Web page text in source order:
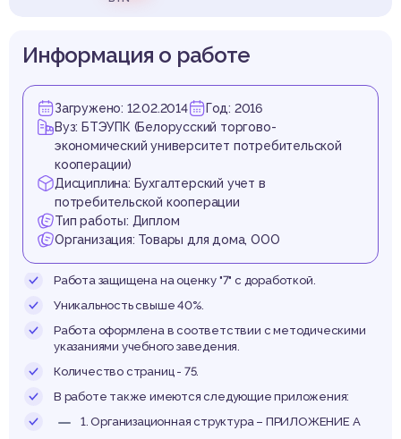
Информация о работе
Загружено: 12.02.2014
Год: 2016
Вуз: БТЭУПК (Белорусский торгово-
экономический университет потребительской
кооперации)
Дисциплина: Бухгалтерский учет в
потребительской кооперации
Тип работы: Диплом
Организация: Товары для дома, ООО
Работа защищена на оценку "7" с доработкой.
Уникальность свыше 40%.
Работа оформлена в соответствии с методическими
указаниями учебного заведения.
Количество страниц - 75.
В работе также имеются следующие приложения:
1. Организационная структура – ПРИЛОЖЕНИЕ А